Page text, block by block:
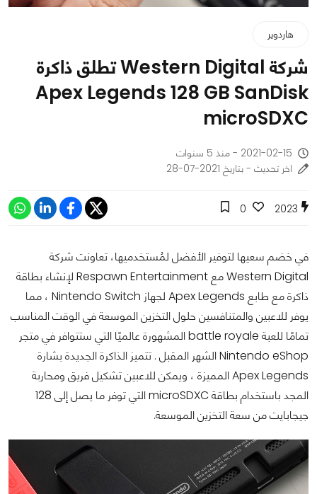
هاردوير
شركة Western Digital تطلق ذاكرة
Apex Legends 128 GB SanDisk
microSDXC
2021-02-15 - منذ 5 سنوات
اخر تحديث - بتاريخ 2021-07-28
2023
0
في خضم سعيها لتوفير الأفضل لمُستخدميها، تعاونت شركة
Western Digital مع Respawn Entertainment لإنشاء بطاقة
ذاكرة مع طابع Apex Legends لجهاز Nintendo Switch ، مما
يوفر للاعبين والمتنافسين حلول التخزين الموسعة في الوقت المناسب
تمامًا للعبة battle royale المشهورة عالميًا التي ستتوافر في متجر
Nintendo eShop الشهر المقبل . تتميز الذاكرة الجديدة بشارة
Apex Legends المميزة ، ويمكن للاعبين تشكيل فريق ومحاربة
المجد باستخدام بطاقة microSDXC التي توفر ما يصل إلى 128
جيجابايت من سعة التخزين الموسعة.